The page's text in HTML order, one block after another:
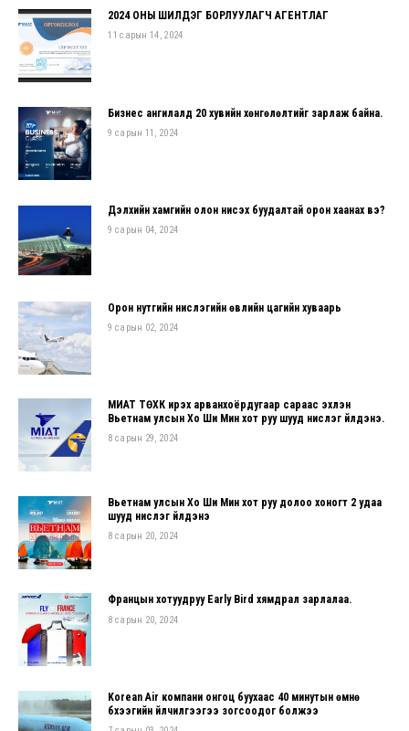
2024 ОНЫ ШИЛДЭГ БОРЛУУЛАГЧ АГЕНТЛАГ
11 сарын 14, 2024
Бизнес ангилалд 20 хувийн хөнгөлөлтийг зарлаж байна.
9 сарын 11, 2024
Дэлхийн хамгийн олон нисэх буудалтай орон хаанах вэ?
9 сарын 04, 2024
Орон нутгийн нислэгийн өвлийн цагийн хуваарь
9 сарын 02, 2024
МИАТ ТӨХК ирэх арванхоёрдугаар сараас эхлэн
Вьетнам улсын Хо Ши Мин хот руу шууд нислэг үйлдэнэ.
8 сарын 29, 2024
Вьетнам улсын Хо Ши Мин хот руу долоо хоногт 2 удаа
шууд нислэг үйлдэнэ
8 сарын 20, 2024
Францын хотуудруу Early Bird хямдрал зарлалаа.
8 сарын 20, 2024
Korean Air компани онгоц буухаас 40 минутын өмнө
бүхээгийн үйлчилгээгээ зогсоодог болжээ